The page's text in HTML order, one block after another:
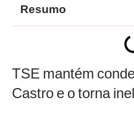
Resumo
TSE mantém
Castro e o torna